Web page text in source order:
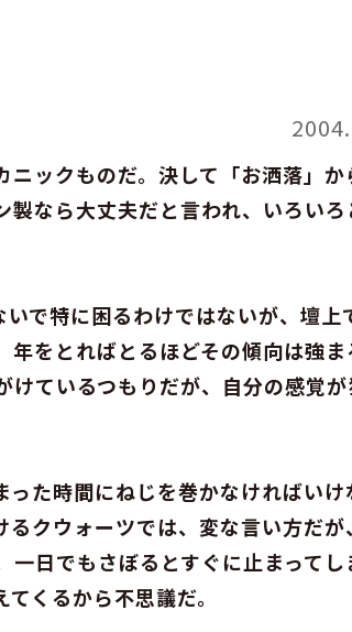
ックものだ。決して「お洒落」か
なら大丈夫だと言われ、いろいろ
で特に困るわけではないが、壇上
をとればとるほどその傾向は強ま
ているつもりだが、自分の感覚が
た時間にねじを巻かなければいけ
クウォーツでは、変な言い方だが
日でもさぼるとすぐに止まってし
くるから不思議だ。